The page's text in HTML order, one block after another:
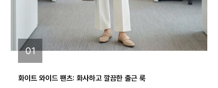
01
화이트 와이드 팬츠: 화사하고 깔끔한 출근 룩